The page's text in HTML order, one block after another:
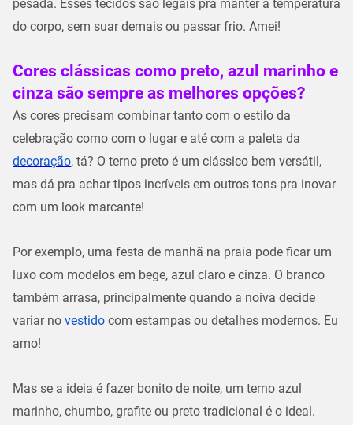
pesada. Esses tecidos são legais pra manter a temperatura
do corpo, sem suar demais ou passar frio. Amei!
Cores clássicas como preto, azul marinho e
cinza são sempre as melhores opções?
As cores precisam combinar tanto com o estilo da
celebração como com o lugar e até com a paleta da
decoração, tá? O terno preto​ é um clássico bem versátil,
mas dá pra achar tipos incríveis em outros tons pra inovar
com um look marcante!
Por exemplo, uma festa de manhã na praia pode ficar um
luxo com modelos em bege, azul claro e cinza. O branco
também arrasa, principalmente quando a noiva decide
variar no vestido com estampas ou detalhes modernos. Eu
amo!
Mas se a ideia é fazer bonito de noite, um terno azul
marinho, chumbo, grafite ou preto tradicional é o ideal.